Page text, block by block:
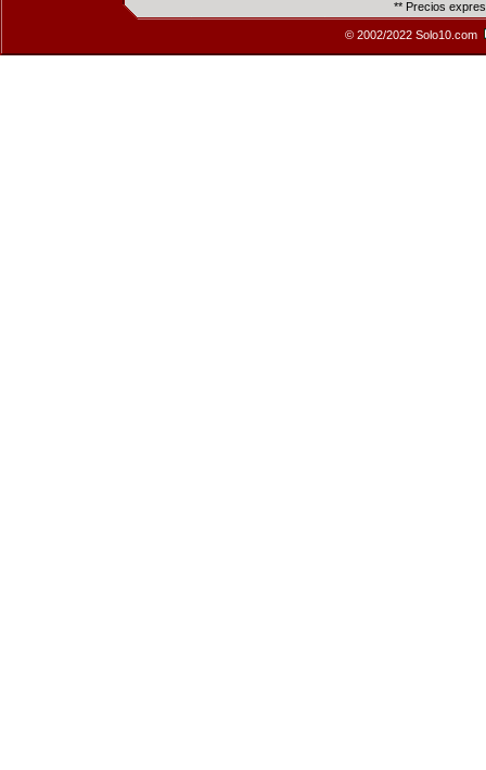
** Precios
© 2002/2022 Solo10.com